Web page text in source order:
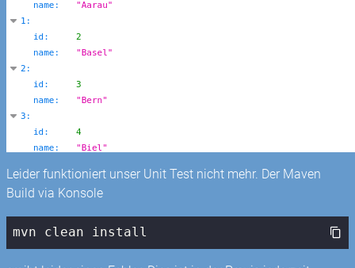
Leider funktioniert unser Unit Test nicht mehr. Der Maven
Build via Konsole
mvn clean install